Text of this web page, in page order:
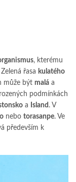
, kterému
Zelená řasa kulatého
může být malá a
podmínkách
a Island . V
nebo torasanpe. Ve
především k